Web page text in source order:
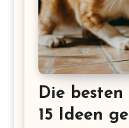
Die besten
15 Ideen